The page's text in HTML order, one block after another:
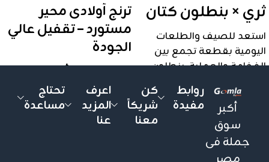
ثري × بنطلون كتان
استعد للصيف والطلعات
اليومية بقطعة تجمع بين
الفخامة والعملية. بنطلون
هو الخيار الأمثل لمن يبحث
عن مظهر أنيق وإحساس
بالخفة طوال اليوم. القماش
معالج ليمنحك التهوية
المطلوبة في الأجواء الحارة
ترنج أولادى محير
مستورد – تقفيل عالي
الجودة
موديل عملي وأنيق، بخامة
غطس ممتازة، مناسب للأولاد
من 6 لـ 16 سنة ✨
✅ المواصفات:
أكبر
سوق
جملة فى
روابط
مفيدة
كن
شريكاً
معنا
اعرف
المزيد
عنا
تحتاج
مساعدة